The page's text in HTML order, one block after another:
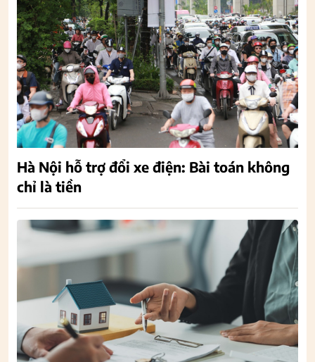
Hà Nội hỗ trợ đổi xe điện: Bài toán không
chỉ là tiền